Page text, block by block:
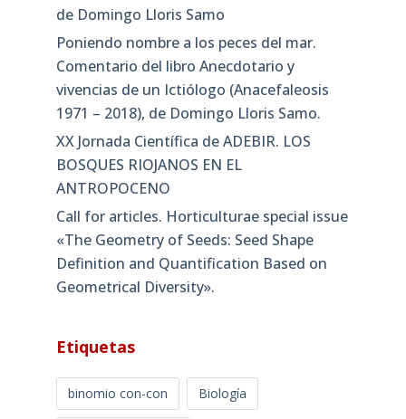
de Domingo Lloris Samo
Poniendo nombre a los peces del mar.
Comentario del libro Anecdotario y
vivencias de un Ictiólogo (Anacefaleosis
1971 – 2018), de Domingo Lloris Samo.
XX Jornada Científica de ADEBIR. LOS
BOSQUES RIOJANOS EN EL
ANTROPOCENO
Call for articles. Horticulturae special issue
«The Geometry of Seeds: Seed Shape
Definition and Quantification Based on
Geometrical Diversity»​.
Etiquetas
binomio con-con Biología